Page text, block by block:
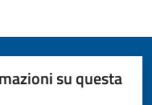
su questa